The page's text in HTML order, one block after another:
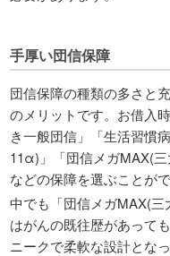
手厚い団信保障
団信保障の種類の多さと
のメリットです。お借入
き一般団信」「生活習慣
11α)」「団信メガMAX(三
などの保障を選ぶことがで
中でも「団信メガMAX(三
はがんの既往歴があって
ニークで柔軟な設計とな